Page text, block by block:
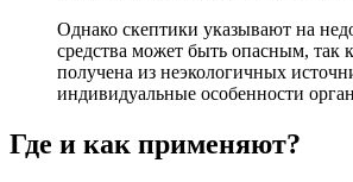
Однако скептики указывают на
средства может быть опасным, так
получена из неэкологичных
индивидуальные особенности
Где и как применяют?